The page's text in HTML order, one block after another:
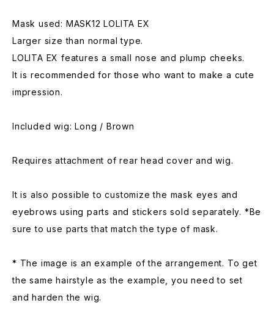
Mask used: MASK12 LOLITA EX
Larger size than normal type.
LOLITA EX features a small nose and plump cheeks.
It is recommended for those who want to make a cute
impression.
Included wig: Long / Brown
Requires attachment of rear head cover and wig.
It is also possible to customize the mask eyes and
eyebrows using parts and stickers sold separately. *Be
sure to use parts that match the type of mask.
* The image is an example of the arrangement. To get
the same hairstyle as the example, you need to set
and harden the wig.